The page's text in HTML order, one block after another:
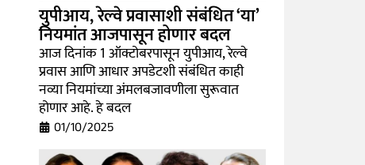
युपीआय, रेल्वे प्रवासाशी संबंधित ‘या’
नियमांत आजपासून होणार बदल
आज दिनांक 1 ऑक्टोबरपासून युपीआय, रेल्वे
प्रवास आणि आधार अपडेटशी संबंधित काही
नव्या नियमांच्या अंमलबजावणीला सुरूवात
होणार आहे. हे बदल
01/10/2025